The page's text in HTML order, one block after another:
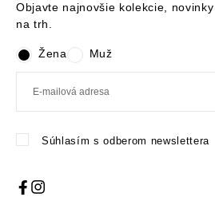
Objavte najnovšie kolekcie,
na trh.
Žena Muž
Súhlasím s odberom newslettera